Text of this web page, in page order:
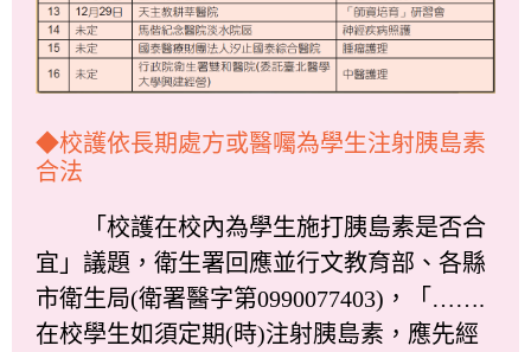
◆校護依長期處方或醫囑為學生注射胰島素
合法
「校護在校內為學生施打胰島素是否合
宜」議題，衛生署回應並行文教育部、各縣
市衛生局(衛署醫字第0990077403)，「…….
在校學生如須定期(時)注射胰島素，應先經